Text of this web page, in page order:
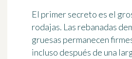
El primer secreto es el
rodajas. Las rebanadas
gruesas permanecen
incluso después de una